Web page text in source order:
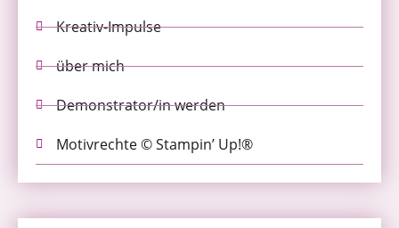
Kreativ-Impulse
über mich
Demonstrator/in werden
Motivrechte © Stampin’ Up!®